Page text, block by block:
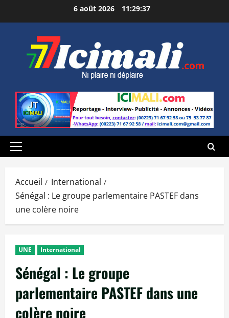
au
6 août 2026 11:29:38
Menu
Accueil
International
Sénégal : Le groupe parlementaire PASTEF dans
une colère noire
UNE International
Sénégal : Le groupe
parlementaire PASTEF dans une
colère noire